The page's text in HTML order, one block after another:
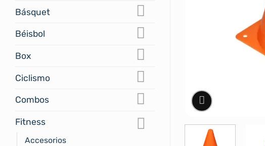
Básquet
Béisbol
Box
Ciclismo
Combos
Fitness
Accesorios